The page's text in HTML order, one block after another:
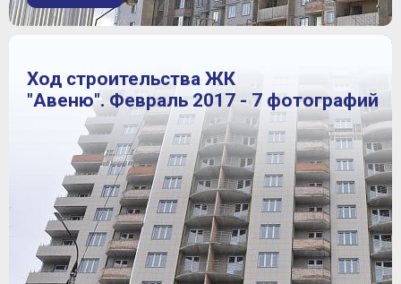
Ход строительства ЖК
"Авеню". Февраль 2017 - 7 фотографий